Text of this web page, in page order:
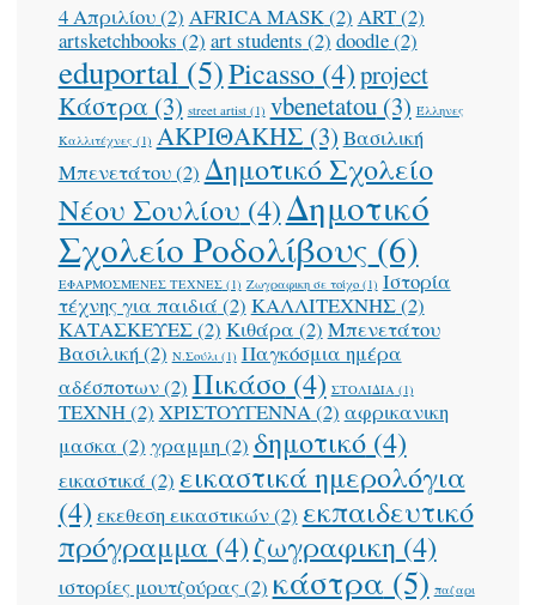
4 Απριλίου(2) AFRICA MASK(2) ART(2)
artsketchbooks (2) art students (2) doodle(2)
eduportal(5)Picasso(4)project
Κάστρα(3) street artist(1) vbenetatou(3) Έλληνες
Καλλιτέχνες (1) ΑΚΡΙΘΑΚΗΣ (3) Βασιλική
Μπενετάτου(2) Δημοτικό Σχολείο
Νέου Σουλίου (4)Δημοτικό
Σχολείο Ροδολίβους (6)
ΕΦΑΡΜΟΣΜΕΝΕΣ ΤΕΧΝΕΣ(1) Ζωγραφικη σε τοίχο(1) Ιστορία
τέχνης για παιδιά (2) ΚΑΛΛΙΤΕΧΝΗΣ(2)
ΚΑΤΑΣΚΕΥΕΣ(2) Κιθάρα (2) Μπενετάτου
Βασιλική(2) Ν.Σούλι(1) Παγκόσμια ημέρα
αδέσποτων(2) Πικάσο(4) ΣΤΟΛΙΔΙΑ (1)
ΤΕΧΝΗ(2) ΧΡΙΣΤΟΥΓΕΝΝΑ(2) αφρικανικη
μασκα (2) γραμμη(2) δημοτικό(4)
εικαστικά (2) εικαστικά ημερολόγια
(4) εκεθεση εικαστικών(2) εκπαιδευτικό
πρόγραμμα (4)ζωγραφικη (4)
ιστορίες μουτζούρας(2) κάστρα (5) παζαρι